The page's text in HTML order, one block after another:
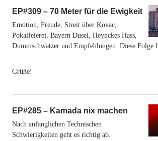
EP#309 – 70 Meter für die Ewigkeit
Emotion, Freude, Streit über Kovac,
Pokalfeierei, Bayern Dusel, Heynckes Hass,
Dummschwätzer und Empfehlungen. Diese Folge
Grüße!
EP#285 – Kamada nix machen
Nach anfänglichen Technischen
Schwierigkeiten geht es richtig ab.